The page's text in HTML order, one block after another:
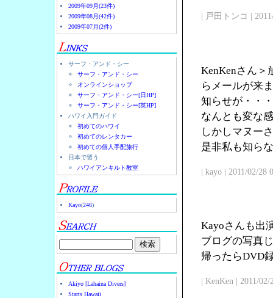
2009年09月(23件)
2009年08月(42件)
2009年07月(2件)
サーフ・アンド・シー
サーフ・アンド・シー
オンラインショップ
サーフ・アンド・シー[日HP]
サーフ・アンド・シー[英HP]
ハワイ入門ガイド
初めてのハワイ
初めてのレンタカー
初めての個人手配旅行
日本で習う
ハワイアンキルト教室
Kayo(246)
Akiyo [Lahaina Divers]
Starts Hawaii
| 戸田トンコ |
KenKenさん＞
らメールが来
知らせが・・・
なんとも変な
しかしマヌー
是非私も知ら
| kayo | 2011/02/28
Kayoさんも出
ブログの写真
帰ったらDVD
| KenKen | 2011/